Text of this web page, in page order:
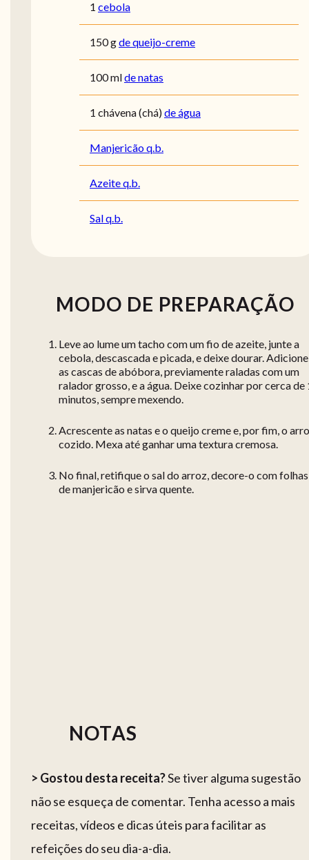
1 cebola
150gde queijo-creme
100mlde natas
1 chávena (chá)de água
Manjericão q.b.
Azeite q.b.
Sal q.b.
MODO DE PREPARAÇÃO
Leve ao lume um tacho com um fio de azeite, junte a
cebola, descascada e picada, e deixe dourar. Adicione
as cascas de abóbora, previamente raladas com um
ralador grosso, e a água. Deixe cozinhar por cerca de
minutos, sempre mexendo.
Acrescente as natas e o queijo creme e, por fim, o
cozido. Mexa até ganhar uma textura cremosa.
No final, retifique o sal do arroz, decore-o com folhas
de manjericão e sirva quente.
NOTAS
> Gostou desta receita?Se tiver alguma sugestão
não se esqueça de comentar. Tenha acesso a mais
receitas, vídeos e dicas úteis para facilitar as
refeições do seu dia-a-dia.